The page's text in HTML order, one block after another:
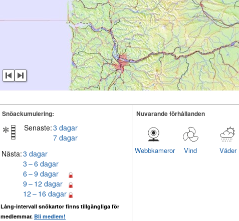
Snöackumulering:
Senaste:3 dagar
7 dagar
Nästa:3 dagar
3 – 6 dagar
6 – 9 dagar
9 – 12 dagar
12 – 16 dagar
Lång-intervall snökartor finns tillgängliga för
medlemmar. Bli medlem!
Nuvarande förhållanden
Väder
Vind
Webbkameror